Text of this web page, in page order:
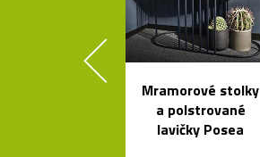
Mramorové stolky
a polstrované
lavičky Posea